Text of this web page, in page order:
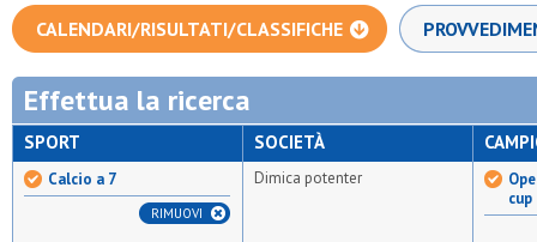
CALENDARI/RISULTATI/CLASSIFICHE
Effettua la ricerca
SPORT
Calcio a 7
RIMUOVI
SOCIETÀ
Dimica potenter
cup